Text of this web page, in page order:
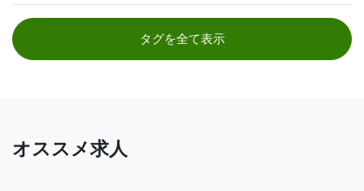
タグを全て表示
オススメ求人